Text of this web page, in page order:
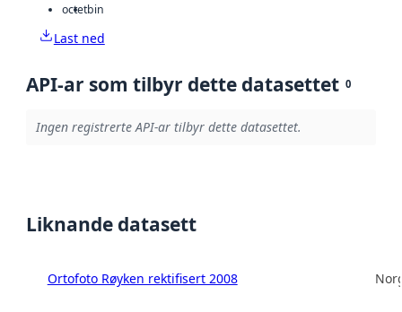
octetbin
Last ned
API-ar som tilbyr dette datasettet 0
Ingen registrerte API-ar tilbyr dette datasettet.
Liknande datasett
Ortofoto Røyken rektifisert 2008